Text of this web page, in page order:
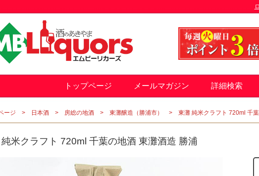
トップページ メールマガジン 詳細検索
ージ 日本酒 房総の地酒 東灘醸造（勝浦市） 東灘 純米クラフト 720ml 千
米クラフト 720ml 千葉の地酒 東灘酒造 勝浦